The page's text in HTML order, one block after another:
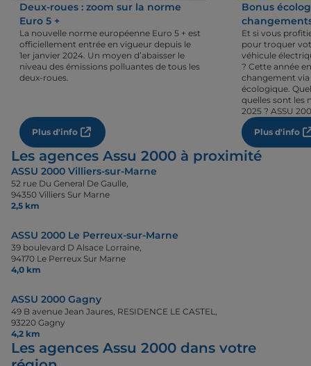
Deux-roues : zoom sur la norme
Euro 5 +
La nouvelle norme européenne Euro 5 + est
officiellement entrée en vigueur depuis le
1er janvier 2024. Un moyen d’abaisser le
niveau des émissions polluantes de tous les
deux-roues.
Plus d'info
Bonus
Et si vous
pour troquer
véhicule
? Cette année
changement
écologique.
quelles sont les
2025 ? ASSU
Plus d'info
Les agences Assu 2000 à proximité
ASSU 2000 Villiers-sur-Marne
52 rue Du General De Gaulle,
94350 Villiers Sur Marne
2,5 km
ASSU 2000 Le Perreux-sur-Marne
39 boulevard D Alsace Lorraine,
94170 Le Perreux Sur Marne
4,0 km
ASSU 2000 Gagny
49 B avenue Jean Jaures, RESIDENCE LE CASTEL,
93220 Gagny
4,2 km
Les agences Assu 2000 dans votre